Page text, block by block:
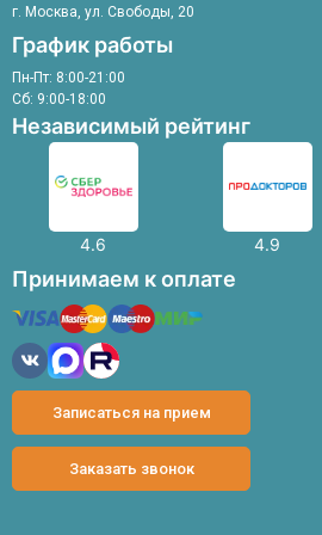
г. Москва, ул. Свободы, 20
График работы
Пн-Пт: 8:00-21:00
Сб: 9:00-18:00
Независимый рейтинг
4.6 4.9
Принимаем к оплате
Записаться на прием
Заказать звонок